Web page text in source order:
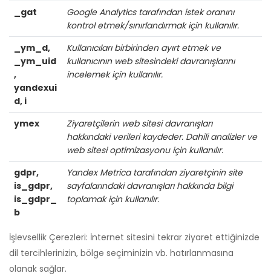
_gat
Google Analytics tarafından istek oranını
kontrol etmek/sınırlandırmak için kullanılır.
_ym_d,
_ym_uid
,
yandexui
d, i
Kullanıcıları birbirinden ayırt etmek ve
kullanıcının web sitesindeki davranışlarını
incelemek için kullanılır.
ymex
Ziyaretçilerin web sitesi davranışları
hakkındaki verileri kaydeder. Dahili analizler ve
web sitesi optimizasyonu için kullanılır.
gdpr,
is_gdpr,
is_gdpr_
b
Yandex Metrica tarafından ziyaretçinin site
sayfalarındaki davranışları hakkında bilgi
toplamak için kullanılır.
İşlevsellik Çerezleri: İnternet sitesini tekrar ziyaret ettiğinizde
dil tercihlerinizin, bölge seçiminizin vb. hatırlanmasına
olanak sağlar.